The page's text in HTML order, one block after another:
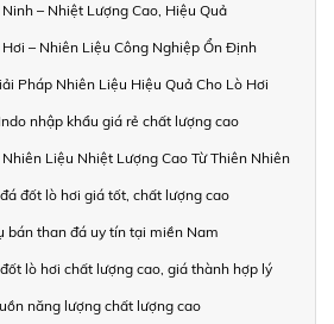
– Nhiệt Lượng Cao, Hiệu Quả
– Nhiên Liệu Công Nghiệp Ổn Định
Pháp Nhiên Liệu Hiệu Quả Cho Lò Hơi
nhập khẩu giá rẻ chất lượng cao
Liệu Nhiệt Lượng Cao Từ Thiên Nhiên
đốt lò hơi giá tốt, chất lượng cao
bán than đá uy tín tại miền Nam
lò hơi chất lượng cao, giá thành hợp lý
năng lượng chất lượng cao